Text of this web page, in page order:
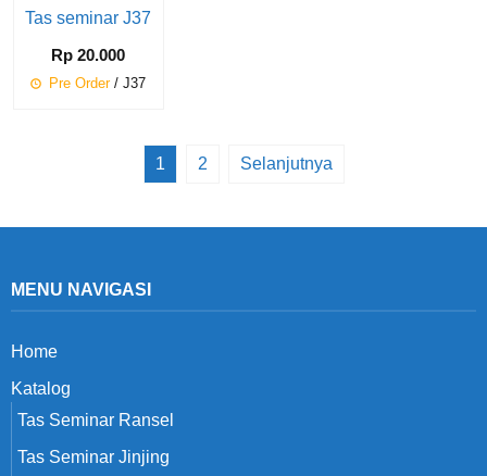
Tas seminar J37
Rp 20.000
Pre Order/ J37
1 2 Selanjutnya
MENU NAVIGASI
Home
Katalog
Tas Seminar Ransel
Tas Seminar Jinjing